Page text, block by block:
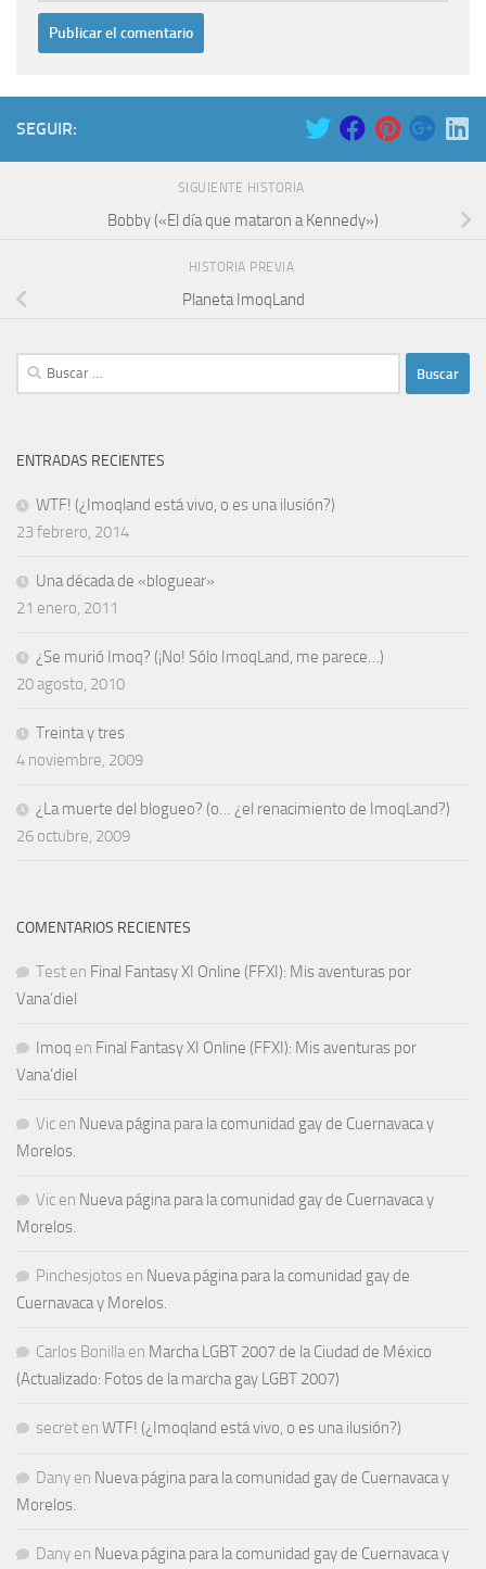
SEGUIR:
SIGUIENTE HISTORIA
Bobby («El día que mataron a Kennedy»)
HISTORIA PREVIA
Planeta ImoqLand
Buscar:
ENTRADAS RECIENTES
WTF! (¿Imoqland está vivo, o es una ilusión?)
23 febrero, 2014
Una década de «bloguear»
21 enero, 2011
¿Se murió Imoq? (¡No! Sólo ImoqLand, me parece…)
20 agosto, 2010
Treinta y tres
4 noviembre, 2009
¿La muerte del blogueo? (o… ¿el renacimiento de ImoqLand?)
26 octubre, 2009
COMENTARIOS RECIENTES
Test en Final Fantasy XI Online (FFXI): Mis aventuras por
Vana’diel
Imoq en Final Fantasy XI Online (FFXI): Mis aventuras por
Vana’diel
Vic en Nueva página para la comunidad gay de Cuernavaca y
Morelos.
Vic en Nueva página para la comunidad gay de Cuernavaca y
Morelos.
Pinchesjotos en Nueva página para la comunidad gay de
Cuernavaca y Morelos.
Carlos Bonilla en Marcha LGBT 2007 de la Ciudad de México
(Actualizado: Fotos de la marcha gay LGBT 2007)
secret en WTF! (¿Imoqland está vivo, o es una ilusión?)
Dany en Nueva página para la comunidad gay de Cuernavaca y
Morelos.
Dany en Nueva página para la comunidad gay de Cuernavaca y